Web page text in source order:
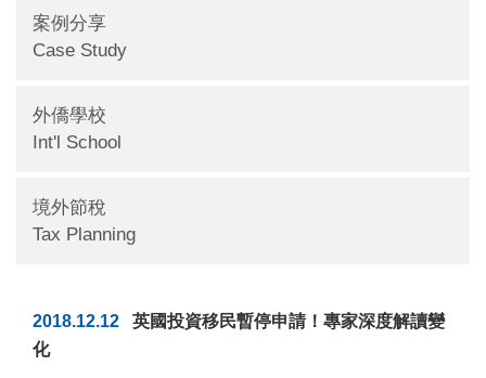
案例分享
Case Study
外僑學校
Int'l School
境外節稅
Tax Planning
2018.12.12
英國投資移民暫停申請！專家深度解讀變
化